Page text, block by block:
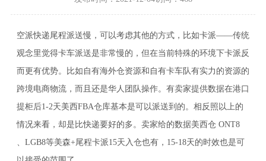
空派快递尾程派送慢，可以考虑其他的方式，比如卡派——传统
观念里觉得卡车派送是非常慢的，但在当前特殊的环境下卡派反
而更有优势。比如自有海外仓资源和自有卡车队有实力的资源的
跨境电商物流，而且还是华人团队操作。有卖家提供数据在港口
提柜后1-2天美西FBA仓库基本是可以派送到的。相反照以上的
情况来看，却是比快递要好的多。卖家给的数据美西仓 ONT8
、LGB8等美森+尾程卡派15天入仓也有，15-18天的时效也是可